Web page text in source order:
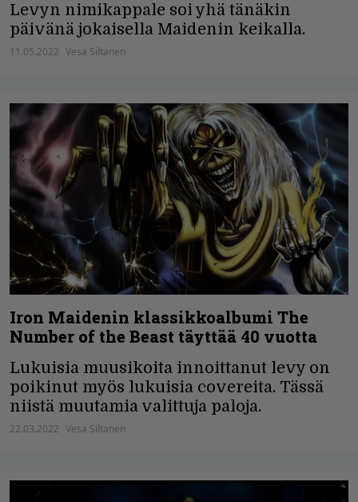
Levyn nimikappale soi yhä tänäkin
päivänä jokaisella Maidenin keikalla.
11.05.2022 Vesa Siltanen
Iron Maidenin klassikkoalbumi The
Number of the Beast täyttää 40 vuotta
Lukuisia muusikoita innoittanut levy on
poikinut myös lukuisia covereita. Tässä
niistä muutamia valittuja paloja.
22.03.2022 Vesa Siltanen